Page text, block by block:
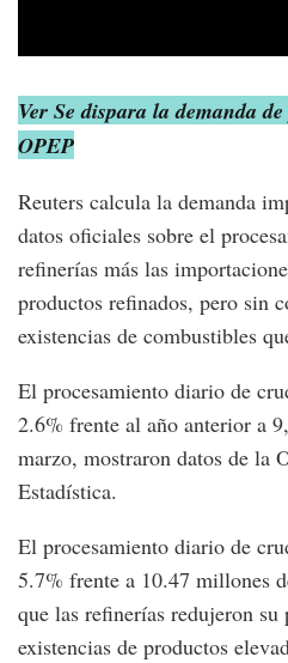
Ver Se dispara la demanda
OPEP
Reuters calcula la demanda
datos oficiales sobre el
refinerías más las
productos refinados, pero sin
existencias de combustibles
El procesamiento diario de
2.6% frente al año anterior a
marzo, mostraron datos de la
Estadística.
El procesamiento diario de
5.7% frente a 10.47 millones
que las refinerías redujeron
existencias de productos